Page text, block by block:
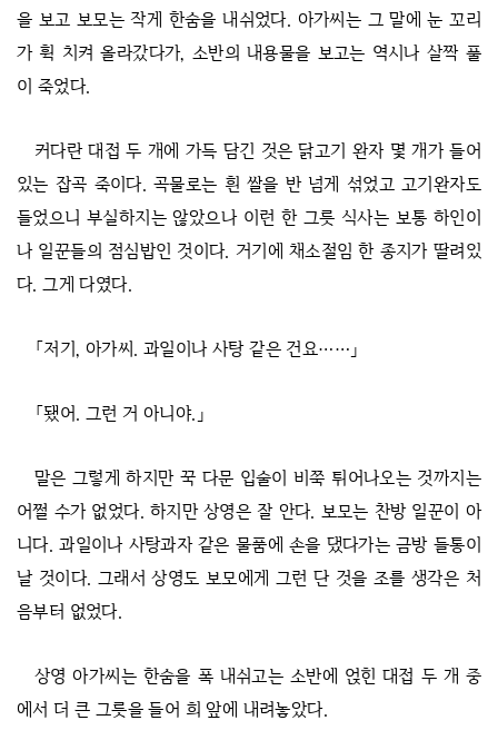
을 보고 보모는 작게 한숨을 내쉬었다. 아가씨는 그 말에 눈 꼬리
가 휙 치켜 올라갔다가, 소반의 내용물을 보고는 역시나 살짝 풀
이 죽었다.
커다란 대접 두 개에 가득 담긴 것은 닭고기 완자 몇 개가 들어
있는 잡곡 죽이다. 곡물로는 흰 쌀을 반 넘게 섞었고 고기완자도
들었으니 부실하지는 않았으나 이런 한 그릇 식사는 보통 하인이
나 일꾼들의 점심밥인 것이다. 거기에 채소절임 한 종지가 딸려있
다. 그게 다였다.
「저기, 아가씨. 과일이나 사탕 같은 건요……」
「됐어. 그런 거 아니야.」
말은 그렇게 하지만 꾹 다문 입술이 비쭉 튀어나오는 것까지는
어쩔 수가 없었다. 하지만 상영은 잘 안다. 보모는 찬방 일꾼이 아
니다. 과일이나 사탕과자 같은 물품에 손을 댔다가는 금방 들통이
날 것이다. 그래서 상영도 보모에게 그런 단 것을 조를 생각은 처
음부터 없었다.
상영 아가씨는 한숨을 폭 내쉬고는 소반에 얹힌 대접 두 개 중
에서 더 큰 그릇을 들어 희 앞에 내려놓았다.